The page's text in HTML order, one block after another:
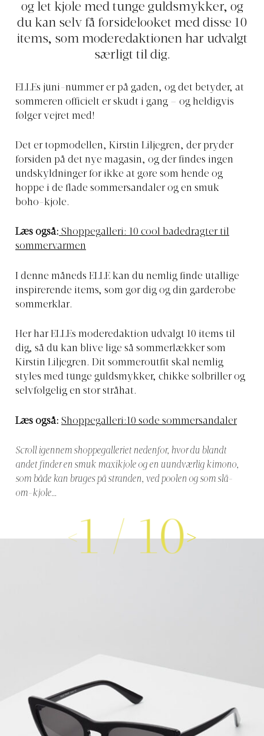
og let kjole med tunge guldsmykker, og
du kan selv få forsidelooket med disse 10
items, som moderedaktionen har udvalgt
særligt til dig.
ELLEs juni-nummer er på gaden, og det betyder, at
sommeren officielt er skudt i gang – og heldigvis
følger vejret med!
Det er topmodellen, Kirstin Liljegren, der pryder
forsiden på det nye magasin, og der findes ingen
undskyldninger for ikke at gøre som hende og
hoppe i de flade sommersandaler og en smuk
boho-kjole.
Læs også: Shoppegalleri: 10 cool badedragter til
sommervarmen
I denne måneds ELLE kan du nemlig finde utallige
inspirerende items, som gør dig og din garderobe
sommerklar.
Her har ELLEs moderedaktion udvalgt 10 items til
dig, så du kan blive lige så sommerlækker som
Kirstin Liljegren. Dit sommeroutfit skal nemlig
styles med tunge guldsmykker, chikke solbriller og
selvfølgelig en stor stråhat.
Læs også: Shoppegalleri:10 søde sommersandaler
Scroll igennem shoppegalleriet nedenfor, hvor du blandt
andet finder en smuk maxikjole og en uundværlig kimono,
som både kan bruges på stranden, ved poolen og som slå-
om-kjole…
1/10